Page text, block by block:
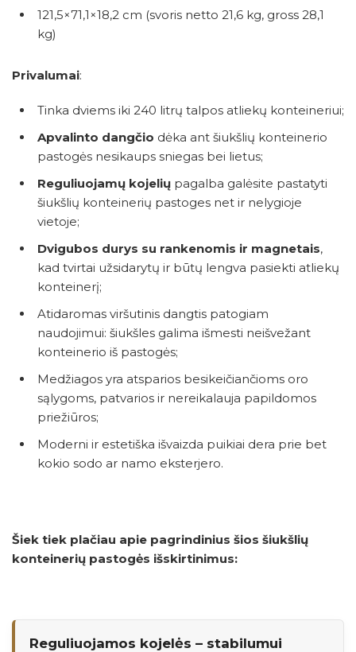
121,5×71,1×18,2 cm (svoris netto 21,6 kg, gross 28,1
kg)
Privalumai:​
Tinka dviems iki 240 litrų talpos atliekų konteineriui;
Apvalinto dangčio dėka ant šiukšlių konteinerio
pastogės nesikaups sniegas bei lietus;
Reguliuojamų kojelių pagalba galėsite pastatyti
šiukšlių konteinerių pastoges net ir nelygioje
vietoje;
Dvigubos durys su rankenomis ir magnetais,
kad tvirtai užsidarytų ir būtų lengva pasiekti atliekų
konteinerį;
Atidaromas viršutinis dangtis patogiam
naudojimui: šiukšles galima išmesti neišvežant
konteinerio iš pastogės;
Medžiagos yra atsparios besikeičiančioms oro
sąlygoms, patvarios ir nereikalauja papildomos
priežiūros;
Moderni ir estetiška išvaizda puikiai dera prie bet
kokio sodo ar namo eksterjero.
Šiek tiek plačiau apie pagrindinius šios šiukšlių
konteinerių pastogės išskirtinimus:
Reguliuojamos kojelės – stabilumui